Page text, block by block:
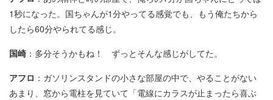
1秒になった。国ちゃんが1分やってる感覚でも、もう俺たちから
したら60分やられてる感じ。
国崎 ：多分そうかもね！ ずっとそんな感じがしてた。
アフロ ：ガソリンスタンドの小さな部屋の中で、やることがない
あまり、窓から電柱を見ていて「電線にカラスが止まったら喜ぶ